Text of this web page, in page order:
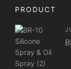
PRODUCT